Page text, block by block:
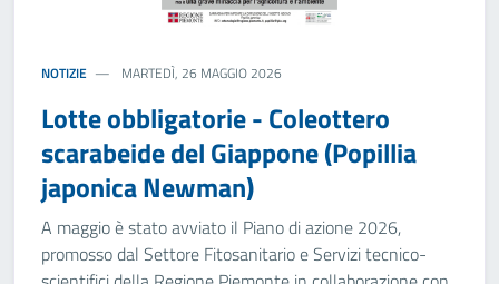
NOTIZIE MARTEDÌ, 26 MAGGIO 2026
Lotte obbligatorie - Coleottero
scarabeide del Giappone (Popillia
japonica Newman)
A maggio è stato avviato il Piano di azione 2026,
promosso dal Settore Fitosanitario e Servizi tecnico-